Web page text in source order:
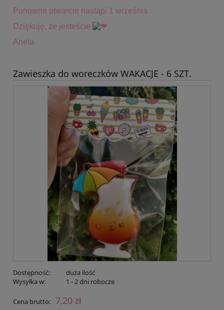
Ponowne otwarcie nastąpi 1 września.
Dziękuję, że jesteście
Aneta
Zawieszka do woreczków WAKACJE - 6 SZT.
Dostępność:
duża ilość
Wysyłka w:
1 - 2 dni robocze
Cena brutto: 7,20 zł